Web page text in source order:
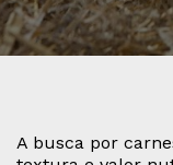
A busca por